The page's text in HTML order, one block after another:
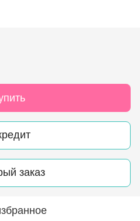
заказ